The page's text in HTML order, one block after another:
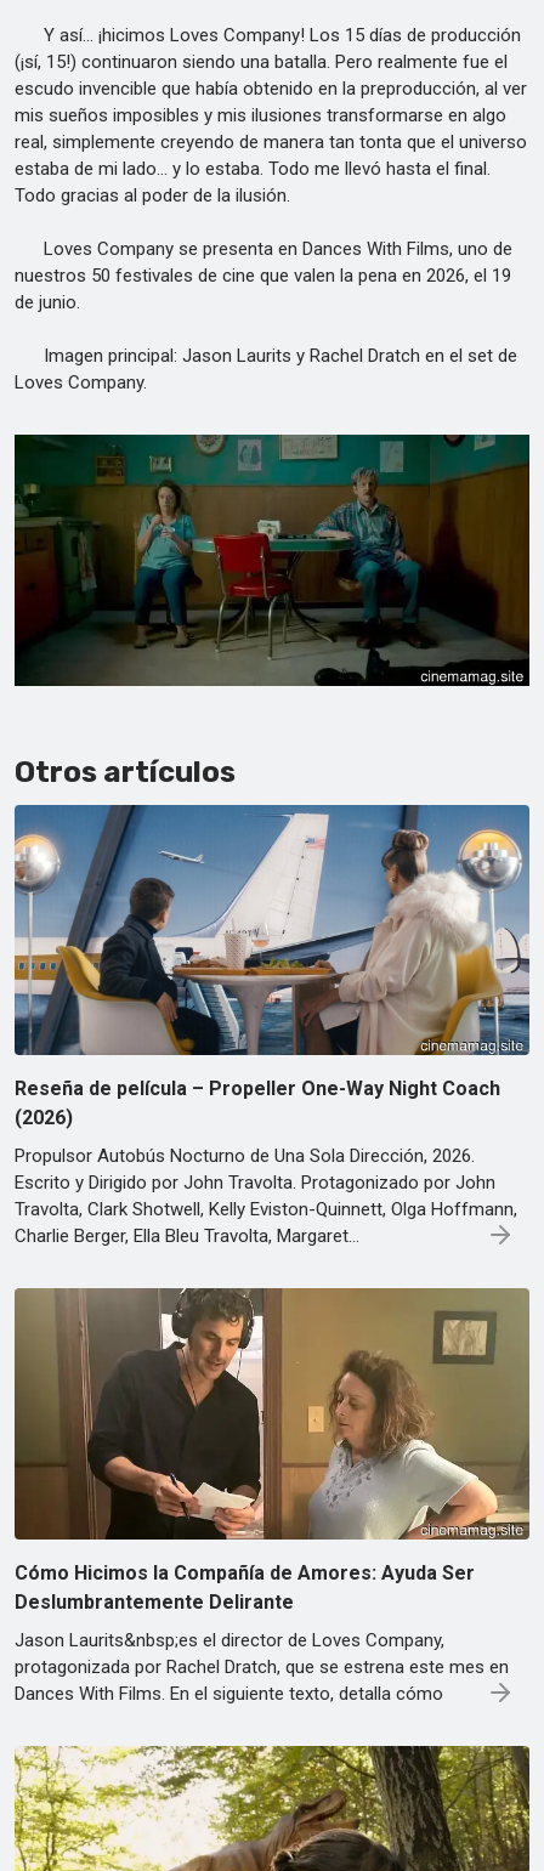
Y así... ¡hicimos Loves Company! Los 15 días de producción
(¡sí, 15!) continuaron siendo una batalla. Pero realmente fue el
escudo invencible que había obtenido en la preproducción, al ver
mis sueños imposibles y mis ilusiones transformarse en algo
real, simplemente creyendo de manera tan tonta que el universo
estaba de mi lado... y lo estaba. Todo me llevó hasta el final.
Todo gracias al poder de la ilusión.
Loves Company se presenta en Dances With Films, uno de
nuestros 50 festivales de cine que valen la pena en 2026, el 19
de junio.
Imagen principal: Jason Laurits y Rachel Dratch en el set de
Loves Company.
Otros artículos
Reseña de película – Propeller One-Way Night Coach
(2026)
Propulsor Autobús Nocturno de Una Sola Dirección, 2026.
Escrito y Dirigido por John Travolta. Protagonizado por John
Travolta, Clark Shotwell, Kelly Eviston-Quinnett, Olga Hoffmann,
Charlie Berger, Ella Bleu Travolta, Margaret…
Cómo Hicimos la Compañía de Amores: Ayuda Ser
Deslumbrantemente Delirante
Jason Laurits&nbsp;es el director de Loves Company,
protagonizada por Rachel Dratch, que se estrena este mes en
Dances With Films. En el siguiente texto, detalla cómo